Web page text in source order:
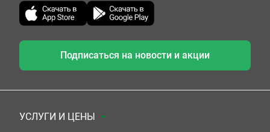
Подписаться на новости и акции
УСЛУГИ И ЦЕНЫ